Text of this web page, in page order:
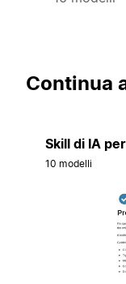
Continua
Skill di IA
10 modelli